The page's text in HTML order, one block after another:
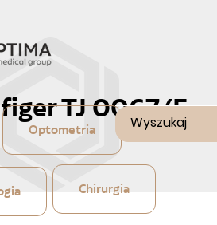
Optometria
Chirurgia
TJ 0067/F